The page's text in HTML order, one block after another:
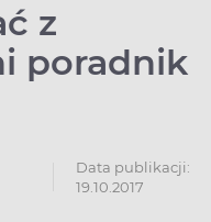
z
poradnik
Data publikacji:
19.10.2017